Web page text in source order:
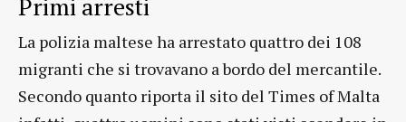
Primi arresti
La polizia maltese ha arrestato quattro dei 108
migranti che si trovavano a bordo del mercantile.
Secondo quanto riporta il sito del Times of Malta